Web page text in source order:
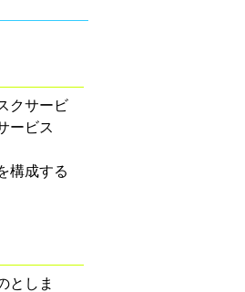
クサービ
ービス
構成する
としま